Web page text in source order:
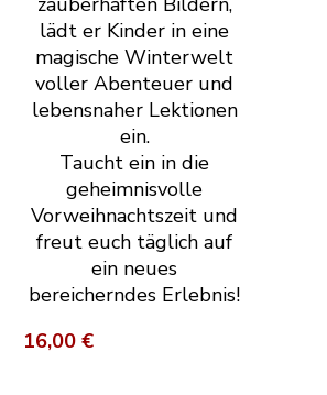
lädt er Kinder in eine
magische Winterwelt
voller Abenteuer und
lebensnaher Lektionen
ein.
Taucht ein in die
geheimnisvolle
Vorweihnachtszeit und
freut euch täglich auf
ein neues
bereicherndes Erlebnis!
16,00 €